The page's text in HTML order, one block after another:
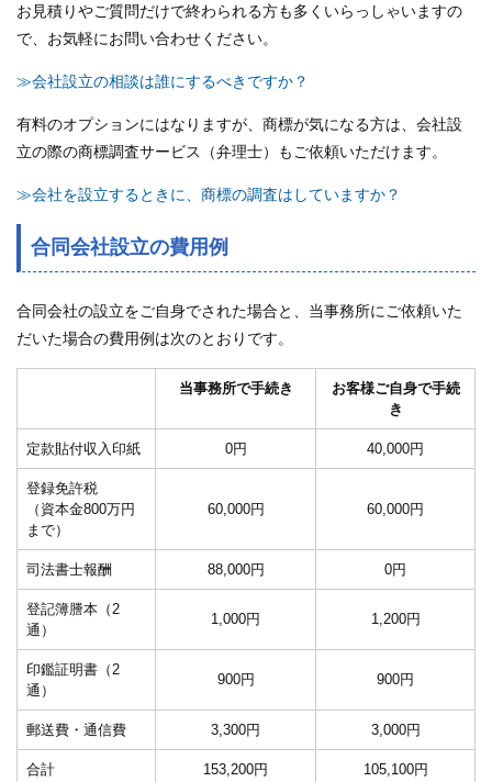
お見積りやご質問だけで終わられる方も多くいらっしゃいますの
で、お気軽にお問い合わせください。
≫会社設立の相談は誰にするべきですか？
有料のオプションにはなりますが、商標が気になる方は、会社設
立の際の商標調査サービス（弁理士）もご依頼いただけます。
≫会社を設立するときに、商標の調査はしていますか？
合同会社設立の費用例
合同会社の設立をご自身でされた場合と、当事務所にご依頼いた
だいた場合の費用例は次のとおりです。
当事務所で手続き
お客様ご自身で手続
き
定款貼付収入印紙 0円 40,000円
登録免許税
（資本金800万円
まで）
60,000円 60,000円
司法書士報酬 88,000円 0円
登記簿謄本（2
通）
1,000円 1,200円
印鑑証明書（2
通）
900円 900円
郵送費・通信費 3,300円 3,000円
合計 153,200円 105,100円